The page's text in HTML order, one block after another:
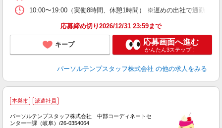
10:00〜19:00（実働8時間、休憩1時間） ※遅めの出社で通勤は
応募締め切り2026/12/31 23:59まで
キープ 応募画面へ進む
かんたん3ステップ！
パーソルテンプスタッフ株式会社 の他の求人をみる
本巣市 派遣社員
パーソルテンプスタッフ株式会社 中部コーディネートセ
ンター一課（岐阜）/26-0354064